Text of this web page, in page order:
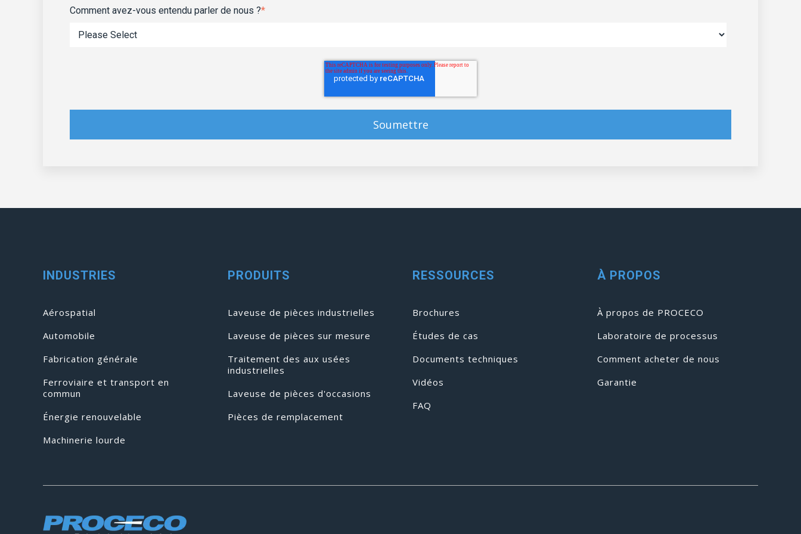
Comment avez-vous entendu parler de nous ?*
INDUSTRIES
Aérospatial
Automobile
Fabrication générale
Ferroviaire et transport en
commun
Énergie renouvelable
Machinerie lourde
PRODUITS
Laveuse de pièces industrielles
Laveuse de pièces sur mesure
Traitement des aux usées
industrielles
Laveuse de pièces d'occasions
Pièces de remplacement
RESSOURCES
Brochures
Études de cas
Documents techniques
Vidéos
FAQ
À PROPOS
À propos de PROCECO
Laboratoire de processus
Comment acheter de nous
Garantie